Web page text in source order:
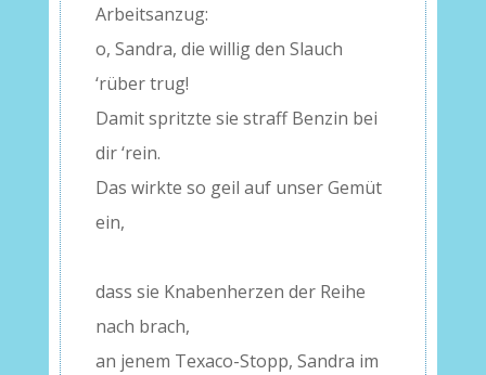
Arbeitsanzug:
o, Sandra, die willig den Slauch
‘rüber trug!
Damit spritzte sie straff Benzin bei
dir ‘rein.
Das wirkte so geil auf unser Gemüt
ein,
dass sie Knabenherzen der Reihe
nach brach,
an jenem Texaco-Stopp, Sandra im